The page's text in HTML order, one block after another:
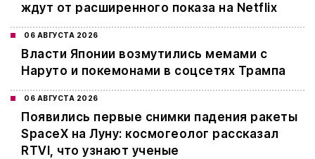
ждут от расширенного показа на Netflix
06 АВГУСТА 2026
Власти Японии возмутились мемами с
Наруто и покемонами в соцсетях Трампа
06 АВГУСТА 2026
Появились первые снимки падения ракеты
SpaceX на Луну: космогеолог рассказал
RTVI, что узнают ученые